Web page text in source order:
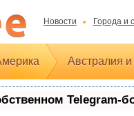
Новости Города и
Австралия
Telegram-